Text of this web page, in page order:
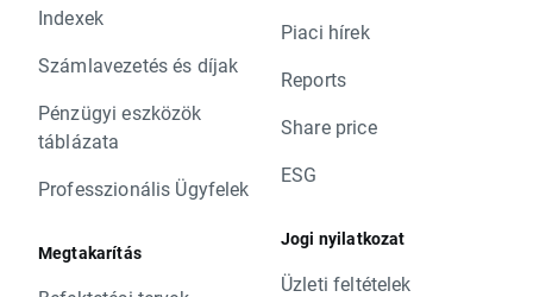
Indexek
Számlavezetés és díjak
Pénzügyi eszközök
táblázata
Professzionális Ügyfelek
Megtakarítás
Piaci hírek
Reports
Share price
ESG
Jogi nyilatkozat
Üzleti feltételek